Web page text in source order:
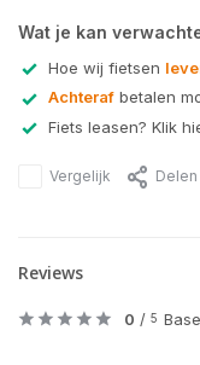
Wat je kan
Hoe wij fietsen
Achteraf betalen
Fiets leasen? Klik
Vergelijk Delen
Reviews
0 / 5